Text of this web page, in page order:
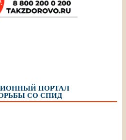
ПОРТАЛ
СО СПИД